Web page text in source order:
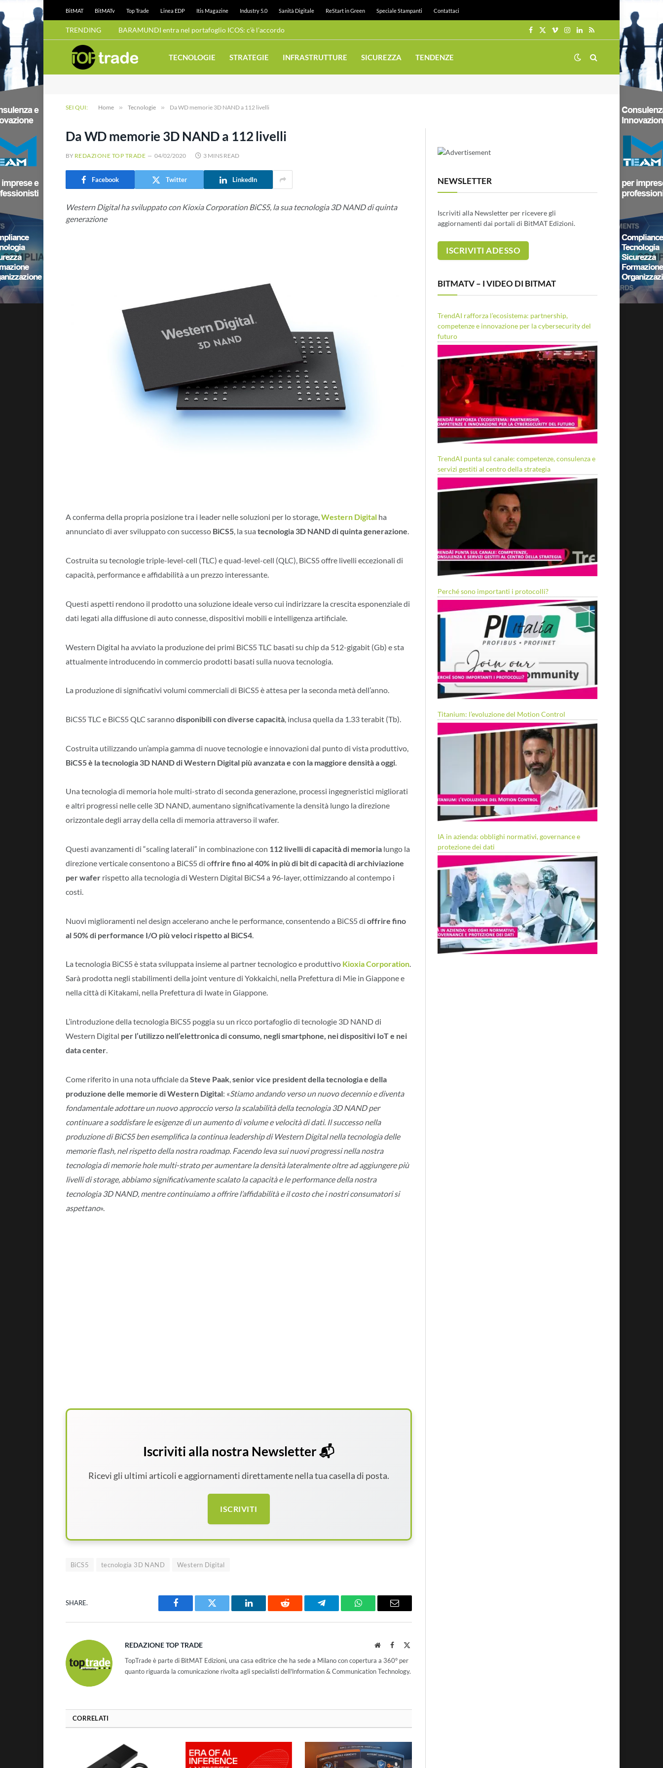
BitMAT BitMATv Top Trade Linea EDP Itis Magazine Industry 5.0 Sanità Digitale ReStart in Green Speciale Stampanti Contattaci
TRENDING BARAMUNDI entra nel portafoglio ICOS: c’è l’accordo
Facebook
X
VimeoInstagram
LinkedIn
RSS
TECNOLOGIE STRATEGIE INFRASTRUTTURE SICUREZZA TENDENZE
SEI QUI: Home » Tecnologie » Da WD memorie 3D NAND a 112 livelli
Da WD memorie 3D NAND a 112 livelli
BY REDAZIONE TOP TRADE 04/02/2020 3 MINS READ
Facebook Twitter LinkedIn
Western Digital ha sviluppato con Kioxia Corporation BiCS5, la sua tecnologia 3D NAND di quinta
generazione
A conferma della propria posizione tra i leader nelle soluzioni per lo storage,Western Digital ha
annunciato di aver sviluppato con successo BiCS5, la sua tecnologia 3D NAND di quinta generazione.
Costruita su tecnologie triple-level-cell (TLC) e quad-level-cell (QLC), BiCS5 offre livelli eccezionali di
capacità, performance e affidabilità a un prezzo interessante.
Questi aspetti rendono il prodotto una soluzione ideale verso cui indirizzare la crescita esponenziale di
dati legati alla diffusione di auto connesse, dispositivi mobili e intelligenza artificiale.
Western Digital ha avviato la produzione dei primi BiCS5 TLC basati su chip da 512-gigabit (Gb) e sta
attualmente introducendo in commercio prodotti basati sulla nuova tecnologia.
La produzione di significativi volumi commerciali di BiCS5 è attesa per la seconda metà dell’anno.
BiCS5 TLC e BiCS5 QLC sarannodisponibili con diverse capacità, inclusa quella da 1.33 terabit (Tb).
Costruita utilizzando un’ampia gamma di nuove tecnologie e innovazioni dal punto di vista produttivo,
BiCS5 è la tecnologia 3D NAND di Western Digital più avanzata e con la maggiore densità a oggi
Una tecnologia di memoria hole multi-strato di seconda generazione, processi ingegneristici migliorati
e altri progressi nelle celle 3D NAND, aumentano significativamente la densità lungo la direzione
orizzontale degli array della cella di memoria attraverso il wafer.
Questi avanzamenti di “scaling laterali” in combinazione con 112 livelli di capacità di memoria lungo la
direzione verticale consentono a BiCS5 di offrire fino al 40% in più di bit di capacità di archiviazione
per wafer rispetto alla tecnologia di Western Digital BiCS4 a 96-layer, ottimizzando al contempo i
costi.
Nuovi miglioramenti nel design accelerano anche le performance, consentendo a BiCS5 di offrire fino
al 50% di performance I/O più veloci rispetto al BiCS4
La tecnologia BiCS5 è stata sviluppata insieme al partner tecnologico e produttivo Kioxia Corporation.
Sarà prodotta negli stabilimenti della joint venture di Yokkaichi, nella Prefettura di Mie in Giappone e
nella città di Kitakami, nella Prefettura di Iwate in Giappone.
L’introduzione della tecnologia BiCS5 poggia su un ricco portafoglio di tecnologie 3D NAND di
Western Digital per l’utilizzo nell’elettronica di consumo, negli smartphone, nei dispositivi IoT e nei
data center.
Come riferito in una nota ufficiale da Steve Paak,senior vice president della tecnologia e della
produzione delle memorie di Western Digital: «Stiamo andando verso un nuovo decennio e diventa
fondamentale adottare un nuovo approccio verso la scalabilità della tecnologia 3D NAND per
continuare a soddisfare le esigenze di un aumento di volume e velocità di dati. Il successo nella
produzione di BiCS5 ben esemplifica la continua leadership di Western Digital nella tecnologia delle
memorie flash, nel rispetto della nostra roadmap. Facendo leva sui nuovi progressi nella nostra
tecnologia di memorie hole multi-strato per aumentare la densità lateralmente oltre ad aggiungere più
livelli di storage, abbiamo significativamente scalato la capacità e le performance della nostra
tecnologia 3D NAND, mentre continuiamo a offrire l’affidabilità e il costo che i nostri consumatori si
aspettano».
Iscriviti alla nostra Newsletter 📬
Ricevi gli ultimi articoli e aggiornamenti direttamente nella tua casella di posta.
ISCRIVITI
BiCS5 tecnologia 3D NAND Western Digital
SHARE.
Facebook Twitter LinkedIn Reddit Telegram WhatsAppEmail
REDAZIONE TOP TRADE WebsiteFacebook
TopTrade è parte di BitMAT Edizioni, una casa editrice che ha sede a Milano con copertura a 360° per
quanto riguarda la comunicazione rivolta agli specialisti dell'lnformation & Communication Technology.
CORRELATI
NEWSLETTER
Iscriviti alla Newsletter per ricevere gli
aggiornamenti dai portali di BitMAT Edizioni.
BITMATV – I VIDEO DI BITMAT
TrendAI rafforza l’ecosistema: partnership,
competenze e innovazione per la cybersecurity del
futuro
TrendAI punta sul canale: competenze, consulenza e
servizi gestiti al centro della strategia
Perché sono importanti i protocolli?
Titanium: l’evoluzione del Motion Control
IA in azienda: obblighi normativi, governance e
protezione dei dati